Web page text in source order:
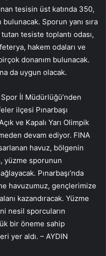
tesisin üst katında 350,
Sporun yanı sıra
tesiste toplantı odası,
hakem odaları ve
donanım bulunacak.
da uygun olacak.
İl Müdürlüğü’nden
ilçesi Pınarbaşı
ve Kapalı Yarı Olimpik
devam ediyor. FINA
havuz, bölgenin
yüzme sporunun
Pınarbaşı’nda
havuzumuz, gençlerimize
kazandıracak. Yüzme
nesil sporcuların
bir öneme sahip
yer aldı. – AYDIN